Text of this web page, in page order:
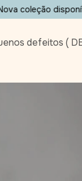
dia 23/
defeitos (